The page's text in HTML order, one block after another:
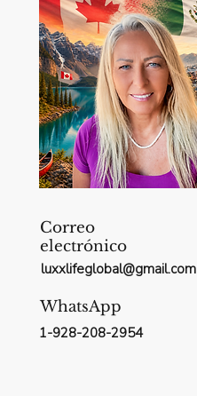
Correo
electrónico
luxxlifeglobal@gmail.com
WhatsApp
1-928-208-2954